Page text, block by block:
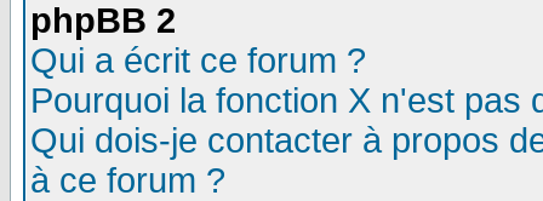
phpBB 2
Qui a écrit ce forum ?
Pourquoi la fonction X n'est pas
Qui dois-je contacter à propos
à ce forum ?